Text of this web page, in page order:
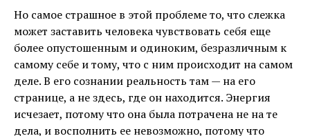
Но самое страшное в этой проблеме то, что слежка
может заставить человека чувствовать себя еще
более опустошенным и одиноким, безразличным к
самому себе и тому, что с ним происходит на самом
деле. В его сознании реальность там — на его
странице, а не здесь, где он находится. Энергия
исчезает, потому что она была потрачена не на те
дела, и восполнить ее невозможно, потому что